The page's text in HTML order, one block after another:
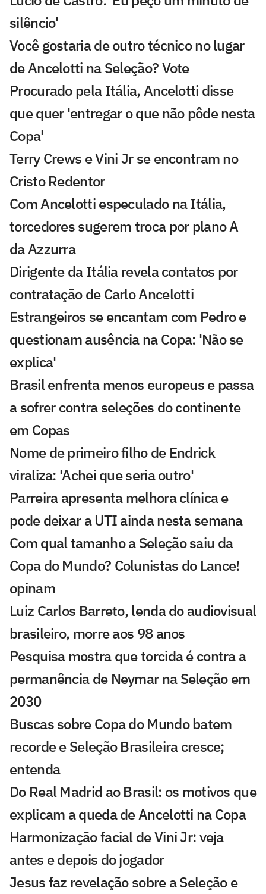
silêncio'
Você gostaria de outro técnico no lugar
de Ancelotti na Seleção? Vote
Procurado pela Itália, Ancelotti disse
que quer 'entregar o que não pôde nesta
Copa'
Terry Crews e Vini Jr se encontram no
Cristo Redentor
Com Ancelotti especulado na Itália,
torcedores sugerem troca por plano A
da Azzurra
Dirigente da Itália revela contatos por
contratação de Carlo Ancelotti
Estrangeiros se encantam com Pedro e
questionam ausência na Copa: 'Não se
explica'
Brasil enfrenta menos europeus e passa
a sofrer contra seleções do continente
em Copas
Nome de primeiro filho de Endrick
viraliza: 'Achei que seria outro'
Parreira apresenta melhora clínica e
pode deixar a UTI ainda nesta semana
Com qual tamanho a Seleção saiu da
Copa do Mundo? Colunistas do Lance!
opinam
Luiz Carlos Barreto, lenda do audiovisual
brasileiro, morre aos 98 anos
Pesquisa mostra que torcida é contra a
permanência de Neymar na Seleção em
2030
Buscas sobre Copa do Mundo batem
recorde e Seleção Brasileira cresce;
entenda
Do Real Madrid ao Brasil: os motivos que
explicam a queda de Ancelotti na Copa
Harmonização facial de Vini Jr: veja
antes e depois do jogador
Jesus faz revelação sobre a Seleção e